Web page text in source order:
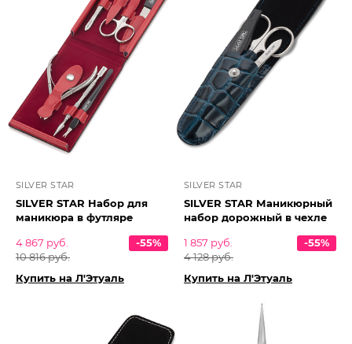
SILVER STAR
SILVER STAR Набор для
маникюра в футляре
4 867 руб.
10 816 руб.
-55%
Купить на Л'Этуаль
SILVER STAR
SILVER STAR Маникюрный
набор дорожный в чехле
1 857 руб.
4 128 руб.
-55%
Купить на Л'Этуаль